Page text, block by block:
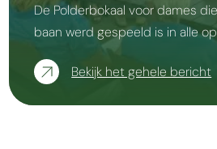
De Polderbokaal voor dames
baan werd gespeeld is in alle
Bekijk het gehele bericht